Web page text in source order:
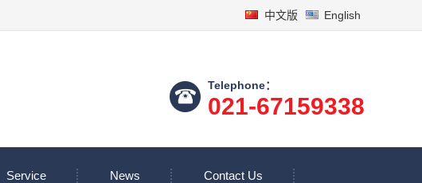
中文版 English
Telephone：
021-67159338
Service News Contact Us